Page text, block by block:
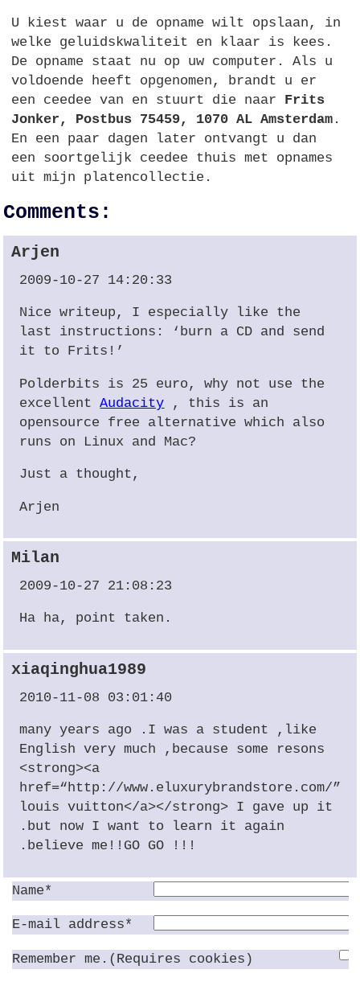
U kiest waar u de opname wilt opslaan, in
welke geluidskwaliteit en klaar is kees.
De opname staat nu op uw computer. Als u
voldoende heeft opgenomen, brandt u er
een ceedee van en stuurt die naar Frits
Jonker, Postbus 75459, 1070 AL Amsterdam .
En een paar dagen later ontvangt u dan
een soortgelijk ceedee thuis met opnames
uit mijn platencollectie.
Comments:
Arjen
2009-10-27 14:20:33
Nice writeup, I especially like the
last instructions: ‘burn a CD and send
it to Frits!’
Polderbits is 25 euro, why not use the
excellentAudacity , this is an
opensource free alternative which also
runs on Linux and Mac?
Just a thought,
Arjen
Milan
2009-10-27 21:08:23
Ha ha, point taken.
xiaqinghua1989
2010-11-08 03:01:40
many years ago .I was a student ,like
English very much ,because some resons
<strong><a
href=“http://www.eluxurybrandstore.com/
louis vuitton</a></strong> I gave up it
.but now I want to learn it again
.believe me!!GO GO !!!
Name*
E-mail address*
Remember me.(Requires cookies)